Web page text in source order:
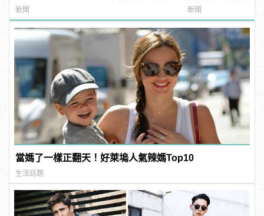
限！
新聞
褲！ |
新聞
當媽了一樣正翻天！好萊塢人氣辣媽Top10
生活話題